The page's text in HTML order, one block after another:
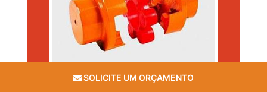
SOLICITE UM ORÇAMENTO